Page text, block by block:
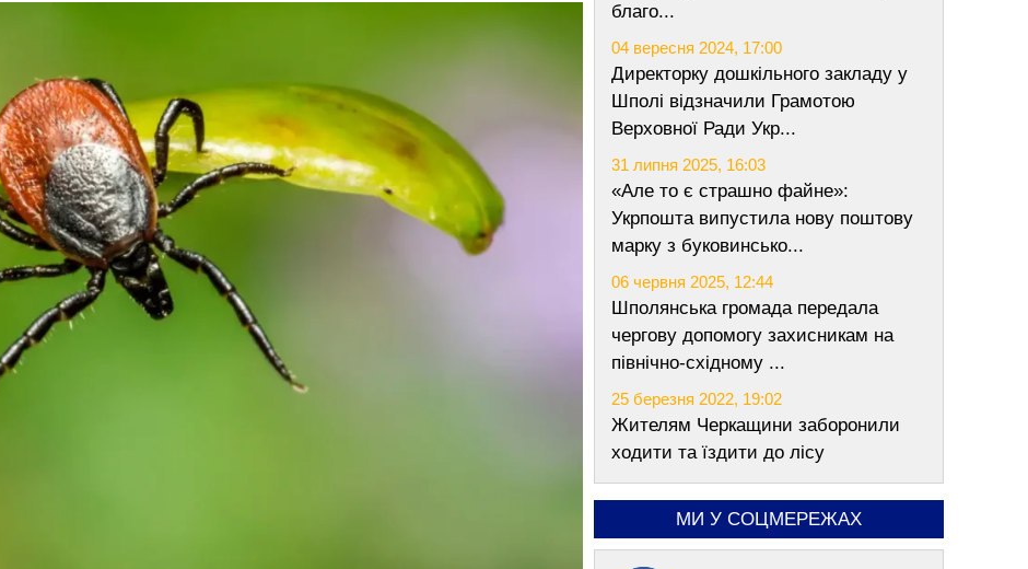
благо...
04 вересня 2024, 17:00
Директорку дошкільного закладу у
Шполі відзначили Грамотою
Верховної Ради Укр...
31 липня 2025, 16:03
«Але то є страшно файне»:
Укрпошта випустила нову поштову
марку з буковинсько...
06 червня 2025, 12:44
Шполянська громада передала
чергову допомогу захисникам на
північно-східному ...
25 березня 2022, 19:02
Жителям Черкащини заборонили
ходити та їздити до лісу
МИ У СОЦМЕРЕЖАХ